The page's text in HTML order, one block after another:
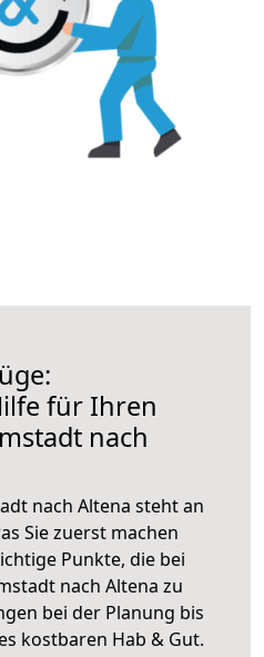
für Ihren
nach
nach Altena steht an
Sie zuerst machen
Punkte, die bei
nach Altena zu
bei der Planung bis
kostbaren Hab & Gut.